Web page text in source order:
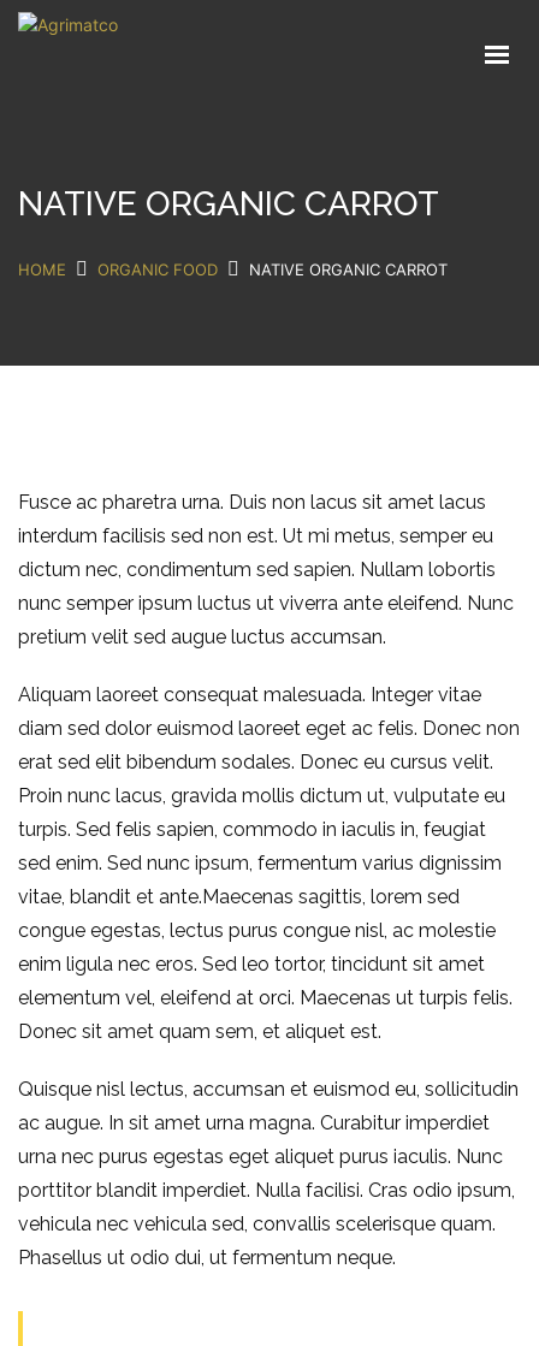
Units
NATIVE ORGANIC CARROT
HOME ORGANIC FOOD NATIVE ORGANIC CARROT
Fusce ac pharetra urna. Duis non lacus sit amet lacus
interdum facilisis sed non est. Ut mi metus, semper eu
dictum nec, condimentum sed sapien. Nullam lobortis
nunc semper ipsum luctus ut viverra ante eleifend. Nunc
pretium velit sed augue luctus accumsan.
Aliquam laoreet consequat malesuada. Integer vitae
diam sed dolor euismod laoreet eget ac felis. Donec non
erat sed elit bibendum sodales. Donec eu cursus velit.
Proin nunc lacus, gravida mollis dictum ut, vulputate eu
turpis. Sed felis sapien, commodo in iaculis in, feugiat
sed enim. Sed nunc ipsum, fermentum varius dignissim
vitae, blandit et ante.Maecenas sagittis, lorem sed
congue egestas, lectus purus congue nisl, ac molestie
enim ligula nec eros. Sed leo tortor, tincidunt sit amet
elementum vel, eleifend at orci. Maecenas ut turpis felis.
Donec sit amet quam sem, et aliquet est.
Quisque nisl lectus, accumsan et euismod eu, sollicitudin
ac augue. In sit amet urna magna. Curabitur imperdiet
urna nec purus egestas eget aliquet purus iaculis. Nunc
porttitor blandit imperdiet. Nulla facilisi. Cras odio ipsum,
vehicula nec vehicula sed, convallis scelerisque quam.
Phasellus ut odio dui, ut fermentum neque.